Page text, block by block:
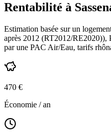
Rentabilité à
Estimation basée sur un
après 2012 (RT2012/RE2020)),
par une PAC Air/Eau, tarifs
470 €
Économie / an